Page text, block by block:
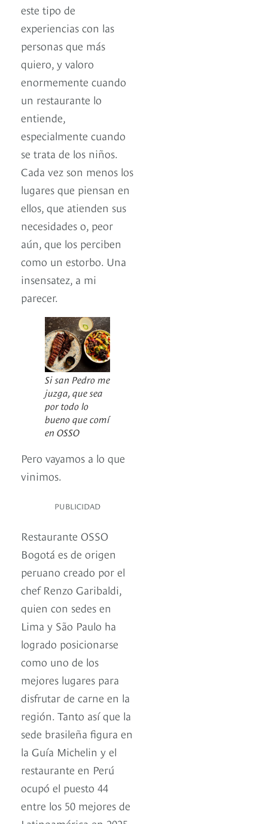
este tipo de
experiencias con las
personas que más
quiero, y valoro
enormemente cuando
un restaurante lo
entiende,
especialmente cuando
se trata de los niños.
Cada vez son menos los
lugares que piensan en
ellos, que atienden sus
necesidades o, peor
aún, que los perciben
como un estorbo. Una
insensatez, a mi
parecer.
Si san Pedro me
juzga, que sea
por todo lo
bueno que comí
en OSSO
Pero vayamos a lo que
vinimos.
PUBLICIDAD
Restaurante OSSO
Bogotá es de origen
peruano creado por el
chef Renzo Garibaldi,
quien con sedes en
Lima y São Paulo ha
logrado posicionarse
como uno de los
mejores lugares para
disfrutar de carne en la
región. Tanto así que la
sede brasileña figura en
la Guía Michelin y el
restaurante en Perú
ocupó el puesto 44
entre los 50 mejores de